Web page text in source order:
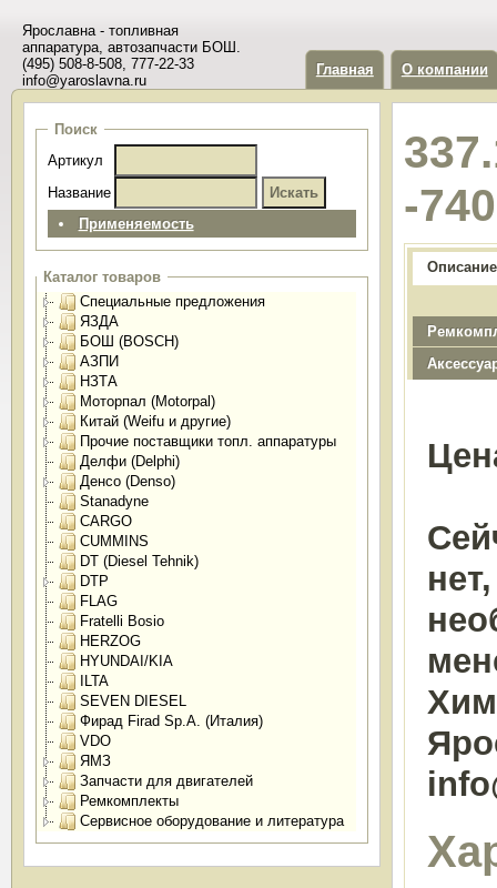
Ярославна - топливная
аппаратура, автозапчасти БОШ.
(495) 508-8-508, 777-22-33
info@yaroslavna.ru
Главная О компании
Поиск
Артикул
Название
Применяемость
Каталог товаров
Специальные предложения
ЯЗДА
БОШ (BOSCH)
АЗПИ
НЗТА
Моторпал (Motorpal)
Китай (Weifu и другие)
Прочие поставщики топл. аппаратуры
Делфи (Delphi)
Денсо (Denso)
Stanadyne
CARGO
CUMMINS
DT (Diesel Tehnik)
DTP
FLAG
Fratelli Bosio
HERZOG
HYUNDAI/KIA
ILTA
SEVEN DIESEL
Фирад Firad Sp.A. (Италия)
VDO
ЯМЗ
Запчасти для двигателей
Ремкомплекты
Сервисное оборудование и литература
-
Описание